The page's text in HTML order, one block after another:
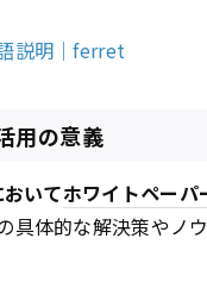
説明｜ferret
用の意義
おいてホワイトペーパ
具体的な解決策やノ